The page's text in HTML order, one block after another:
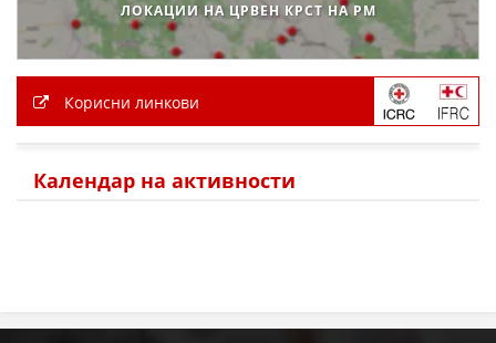
ЛОКАЦИИ НА ЦРВЕН КРСТ НА РМ
Корисни линкови
Календар на активности